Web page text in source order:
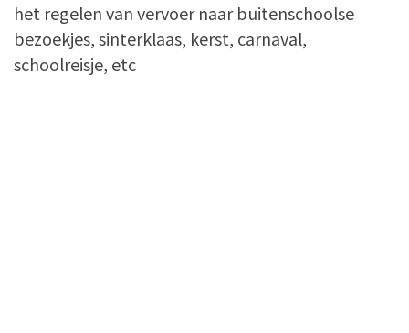
het regelen van vervoer naar buitenschoolse
bezoekjes, sinterklaas, kerst, carnaval,
schoolreisje, etc